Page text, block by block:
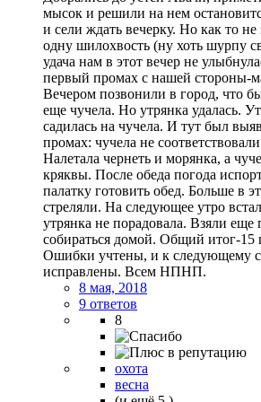
мысок и решили на нем
и сели ждать вечерку. Но как то
одну шилохвость (ну хоть шурпу
удача нам в этот вечер не
первый промах с нашей стороны-
Вечером позвонили в город, что
еще чучела. Но утрянка удалась.
садилась на чучела. И тут был
промах: чучела не
Налетала чернеть и морянка, а
кряквы. После обеда погода
палатку готовить обед. Больше в
стреляли. На следующее утро
утрянка не порадовала. Взяли еще
собираться домой. Общий итог-15
Ошибки учтены, и к следующему
исправлены. Всем НПНП.
8 мая, 2018
9 ответов
8
охота
весна